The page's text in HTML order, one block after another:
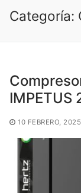
Categoría:
IMPETUS
10 FEBRERO, 2025